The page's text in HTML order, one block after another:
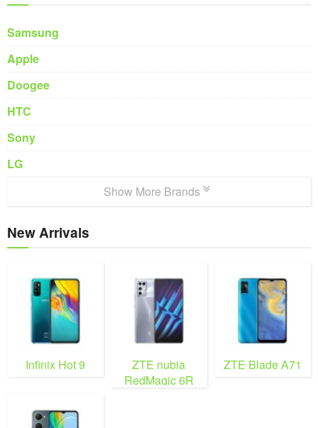
Samsung
Apple
Doogee
HTC
Sony
LG
Show More Brands
New Arrivals
Infinix Hot 9
ZTE nubia
RedMagic 6R
ZTE Blade A71